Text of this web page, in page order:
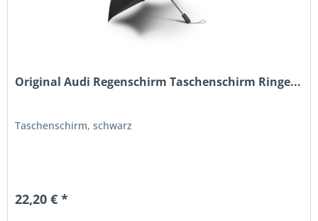
Original Audi Regenschirm Taschenschirm Ringe...
Taschenschirm, schwarz
22,20 € *